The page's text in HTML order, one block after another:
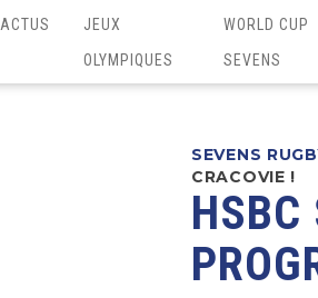
ACTUS
JEUX
OLYMPIQUES
WORLD CUP
SEVENS
SEVENS
CRACOVIE !
HSBC